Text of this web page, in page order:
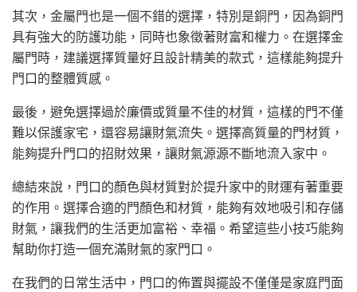
其次，金屬門也是一個不錯的選擇，特別是銅門，因為銅門
具有強大的防護功能，同時也象徵著財富和權力。在選擇金
屬門時，建議選擇質量好且設計精美的款式，這樣能夠提升
門口的整體質感。
最後，避免選擇過於廉價或質量不佳的材質，這樣的門不僅
難以保護家宅，還容易讓財氣流失。選擇高質量的門材質，
能夠提升門口的招財效果，讓財氣源源不斷地流入家中。
總結來說，門口的顏色與材質對於提升家中的財運有著重要
的作用。選擇合適的門顏色和材質，能夠有效地吸引和存儲
財氣，讓我們的生活更加富裕、幸福。希望這些小技巧能夠
幫助你打造一個充滿財氣的家門口。
在我們的日常生活中，門口的佈置與擺設不僅僅是家庭門面